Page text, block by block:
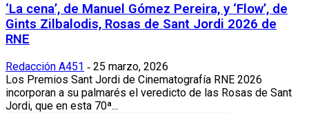
‘La cena’, de Manuel Gómez Pereira, y ‘Flow’, de
Gints Zilbalodis, Rosas de Sant Jordi 2026 de
RNE
Redacción A451 - 25 marzo, 2026
Los Premios Sant Jordi de Cinematografía RNE 2026
incorporan a su palmarés el veredicto de las Rosas de Sant
Jordi, que en esta 70ª...